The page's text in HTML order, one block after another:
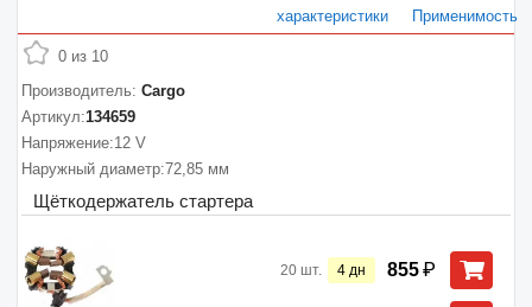
характеристики
Применимость
Щёткодержатель стартера
0 из 10
Производитель: Cargo
Артикул:134659
Напряжение:12 V
Наружный диаметр:72,85 мм
20 шт. 4 дн 855₽